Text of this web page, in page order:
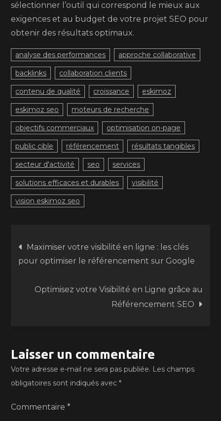
sélectionner l’outil qui correspond le mieux aux
exigences et au budget de votre projet SEO pour
obtenir des résultats optimaux.
analyse des performances approche collaborative
backlinks collaboration clients
contenu de qualité croissance eskimoz
eskimoz seo moteurs de recherche
objectifs commerciaux optimisation on-page
public cible référencement résultats tangibles
secteur d'activité seo services
solutions efficaces et durables visibilité
vision eskimoz seo
Navigation
de
l’article
Maximiser votre visibilité en ligne : les clés
pour optimiser le référencement sur Google
Optimisez votre Visibilité en Ligne grâce au
Référencement SEO
Laisser un commentaire
Votre adresse e-mail ne sera pas publiée. Les champs
obligatoires sont indiqués avec*
Commentaire*